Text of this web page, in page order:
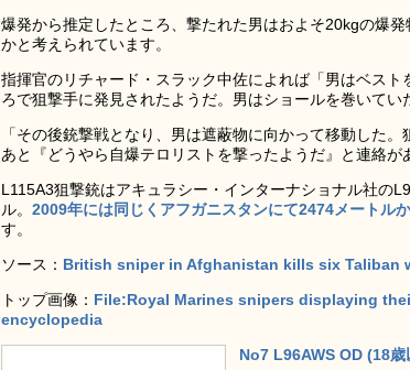
爆発から推定したところ、撃たれた男はおよそ20kgの爆
かと考えられています。
指揮官のリチャード・スラック中佐によれば「男はベス
ろで狙撃手に発見されたようだ。男はショールを巻いてい
「その後銃撃戦となり、男は遮蔽物に向かって移動した
あと『どうやら自爆テロリストを撃ったようだ』と連絡が
L115A3狙撃銃はアキュラシー・インターナショナル社の
ル。 2009年には同じくアフガニスタンにて2474メートル
す。
ソース： British sniper in Afghanistan kills six Taliban
トップ画像： File:Royal Marines snipers displaying
encyclopedia
No7 L96AWS OD (18